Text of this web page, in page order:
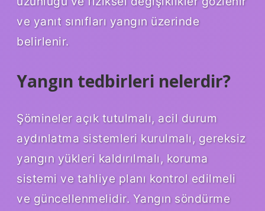
ve yanıt sınıfları yangın üzerinde
belirlenir.
Yangın tedbirleri nelerdir?
Şömineler açık tutulmalı, acil durum
aydınlatma sistemleri kurulmalı, gereksiz
yangın yükleri kaldırılmalı, koruma
sistemi ve tahliye planı kontrol edilmeli
ve güncellenmelidir. Yangın söndürme